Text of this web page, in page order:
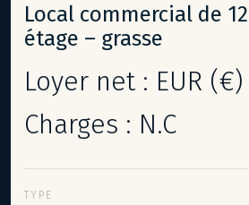
local commercial de 125 m² au 1er
étage – grasse
Loyer net : EUR (€)
Charges : N.C
TYPE